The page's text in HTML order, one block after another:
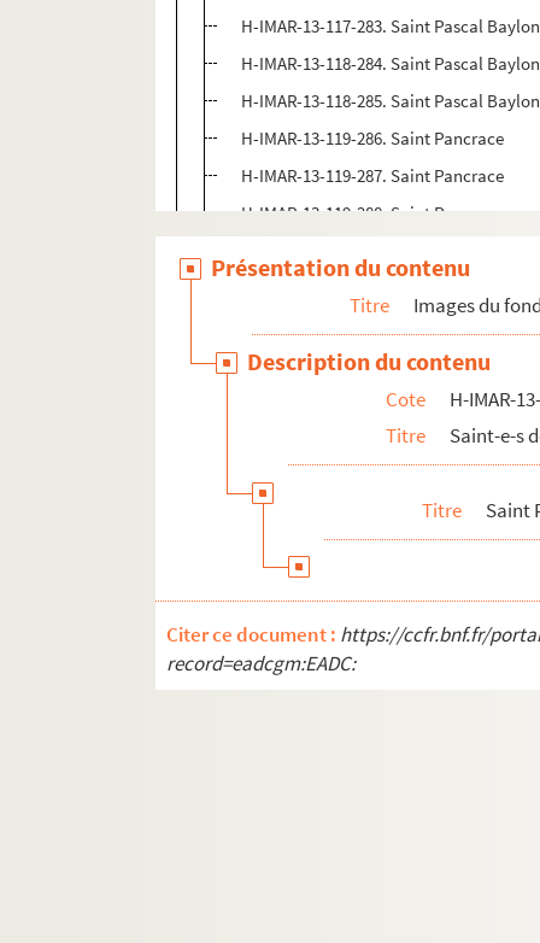
H-IMAR-13-117-283. Saint Pascal
H-IMAR-13-118-284. Saint Pascal Baylon
H-IMAR-13-118-285. Saint Pascal Baylon
H-IMAR-13-119-286. Saint Pancrace
H-IMAR-13-119-287. Saint Pancrace
H-IMAR-13-119-288. Saint Pancrace
Saint Patrod - Parmeas - Payri
H-IMAR-13-122-296. Saint Pantaleon,
H-IMAR-13-123-297. Pantaleon, martyr
H-IMAR-13-124-299. Saint Pamphilus,
H-IMAR-13-125-302. Saint Papias
H-IMAR-13-125-303. Saint Papias
Présentation du contenu
Titre Images du
Description du contenu
Cote
H-IMAR-
Titre
Saint-e-s
Titre Saint
Citer ce document : https://ccfr.bnf.fr/
record=eadcgm:EADC: